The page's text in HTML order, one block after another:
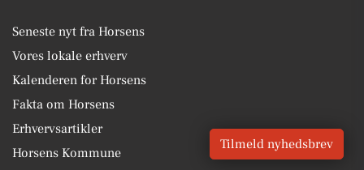
Seneste nyt fra Horsens
Vores lokale erhverv
Kalenderen for Horsens
Fakta om Horsens
Erhvervsartikler
Horsens Kommune
Tilmeld nyhedsbrev